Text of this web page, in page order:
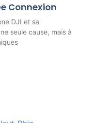
Connexion
DJI et sa
seule cause, mais à